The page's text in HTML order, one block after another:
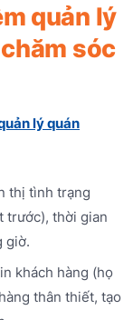
quản lý
sóc
lý quán
thị tình trạng
trước), thời gian
giờ.
khách hàng (họ
thân thiết, tạo